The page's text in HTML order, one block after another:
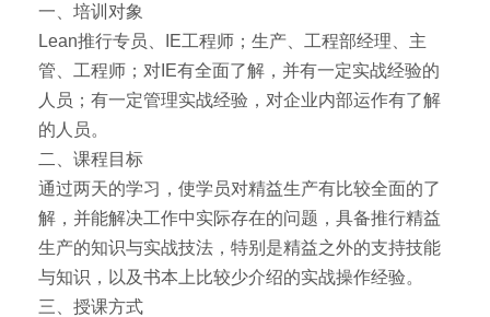
一、培训对象
Lean推行专员、IE工程师；生产、工程部经理、主
管、工程师；对IE有全面了解，并有一定实战经验的
人员；有一定管理实战经验，对企业内部运作有了解
的人员。
二、课程目标
通过两天的学习，使学员对精益生产有比较全面的了
解，并能解决工作中实际存在的问题，具备推行精益
生产的知识与实战技法，特别是精益之外的支持技能
与知识，以及书本上比较少介绍的实战操作经验。
三、授课方式